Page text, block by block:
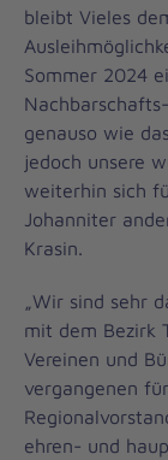
bleibt Vieles
Sommer 2024
genauso wie
jedoch unsere
weiterhin sich
Johanniter
Krasin.
„Wir sind sehr
mit dem Bezirk
Vereinen und
vergangenen
ehren- und